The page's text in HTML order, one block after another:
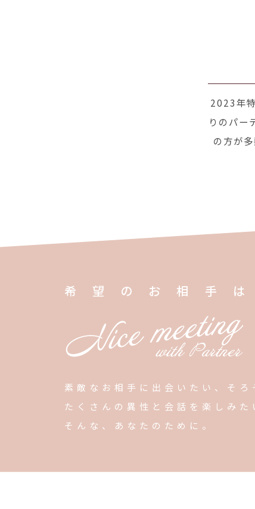
2023年
りのパ
の方が
希望のお相手
素敵なお相手に出会いたい、そ
たくさんの異性と会話を楽しみた
そんな、あなたのために。